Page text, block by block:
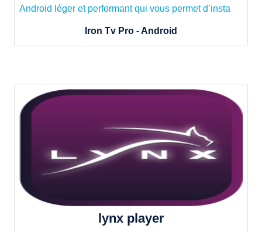
Android léger et performant qui vous permet d’insta
Iron Tv Pro - Android
lynx player